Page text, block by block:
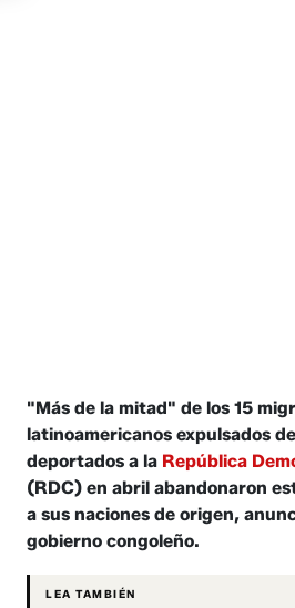
"Más de la mitad" de los 15
latinoamericanos expulsados
deportados a la República
(RDC) en abril abandonaron
a sus naciones de origen,
gobierno congoleño.
LEA TAMBIÉN